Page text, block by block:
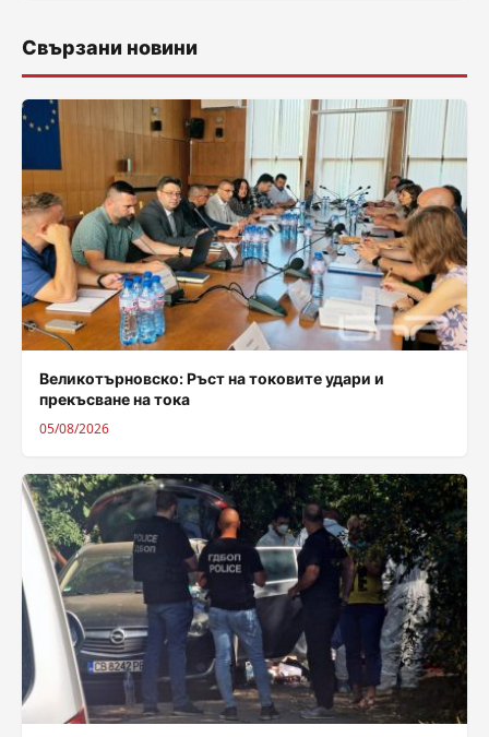
Свързани новини
Великотърновско: Ръст на токовите удари и
прекъсване на тока
05/08/2026